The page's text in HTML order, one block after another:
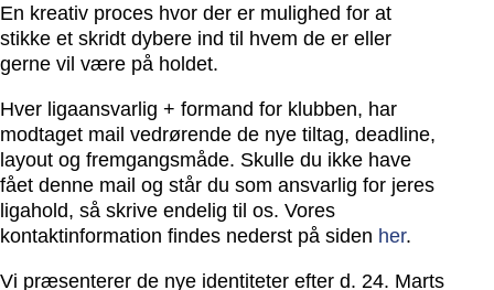
En kreativ proces hvor der er mulighed for at
stikke et skridt dybere ind til hvem de er eller
gerne vil være på holdet.
Hver ligaansvarlig + formand for klubben, har
modtaget mail vedrørende de nye tiltag, deadline,
layout og fremgangsmåde. Skulle du ikke have
fået denne mail og står du som ansvarlig for jeres
ligahold, så skrive endelig til os. Vores
kontaktinformation findes nederst på siden her.
Vi præsenterer de nye identiteter efter d. 24. Marts